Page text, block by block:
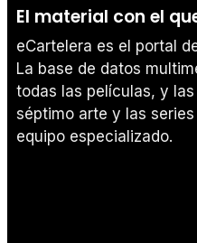
El material con el
eCartelera es el portal
La base de datos
todas las películas, y
séptimo arte y las
equipo especializado.